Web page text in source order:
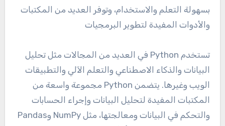
بسهولة التعلم والاستخدام، وتوفر العديد من المكتبات
والأدوات المفيدة لتطوير البرمجيات
تستخدم Python في العديد من المجالات مثل تحليل
البيانات والذكاء الاصطناعي والتعلم الآلي والتطبيقات
الويب وغيرها. يتضمن Python مجموعة واسعة من
المكتبات المفيدة لتحليل البيانات وإجراء الحسابات
والتحكم في البيانات ومعالجتها، مثل NumPy وPandas